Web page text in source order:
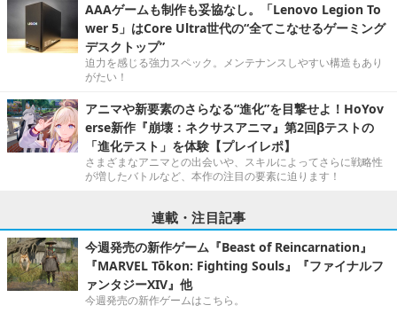
AAAゲームも制作も妥協なし。「Lenovo Legion To
wer 5」はCore Ultra世代の“全てこなせるゲーミング
デスクトップ”
迫力を感じる強力スペック。メンテナンスしやすい構造もあり
がたい！
アニマや新要素のさらなる“進化”を目撃せよ！HoYov
erse新作『崩壊：ネクサスアニマ』第2回βテストの
「進化テスト」を体験【プレイレポ】
さまざまなアニマとの出会いや、スキルによってさらに戦略性
が増したバトルなど、本作の注目の要素に迫ります！
連載・注目記事
今週発売の新作ゲーム『Beast of Reincarnation』
『MARVEL Tōkon: Fighting Souls』『ファイナルフ
ァンタジーXIV』他
今週発売の新作ゲームはこちら。